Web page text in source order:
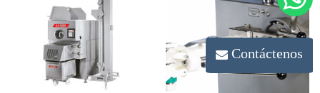
Contáctenos